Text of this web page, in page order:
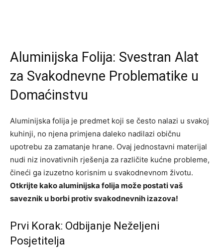
Aluminijska Folija: Svestran Alat
za Svakodnevne Problematike u
Domaćinstvu
Aluminijska folija je predmet koji se često nalazi u svakoj
kuhinji, no njena primjena daleko nadilazi običnu
upotrebu za zamatanje hrane. Ovaj jednostavni materijal
nudi niz inovativnih rješenja za različite kućne probleme,
čineći ga izuzetno korisnim u svakodnevnom životu.
Otkrijte kako aluminijska folija može postati vaš
saveznik u borbi protiv svakodnevnih izazova!
Prvi Korak: Odbijanje Neželjeni
Posjetitelja